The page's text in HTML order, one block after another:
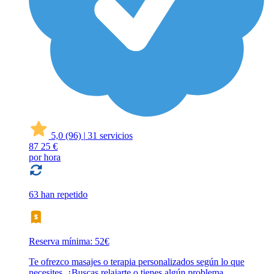
5,0 (96) | 31 servicios
87 25 €
por hora
63 han repetido
Reserva mínima: 52€
Te ofrezco masajes o terapia personalizados según lo que